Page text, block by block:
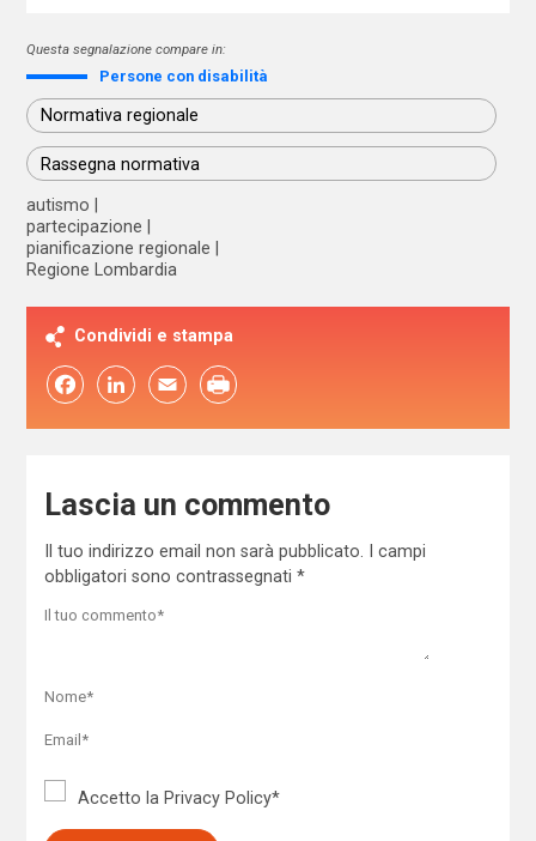
Questa segnalazione compare in:
Persone con disabilità
Normativa regionale
Rassegna normativa
autismo
partecipazione
pianificazione regionale
Regione Lombardia
Condividi e stampa
FacebookLinkedIn Email
Lascia un commento
Il tuo indirizzo email non sarà pubblicato.
I campi
obbligatori sono contrassegnati *
Accetto la Privacy Policy*